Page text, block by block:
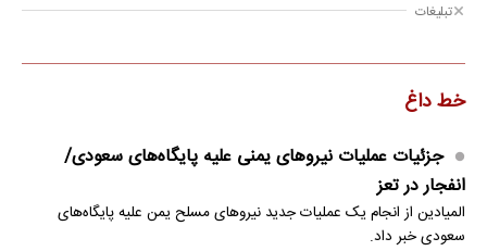
تبلیغات
خط داغ
جزئیات عملیات نیروهای یمنی علیه پایگاه‌های سعودی/
انفجار در تعز
المیادین از انجام یک عملیات جدید نیروهای مسلح یمن علیه پایگاه‌های
سعودی خبر داد.